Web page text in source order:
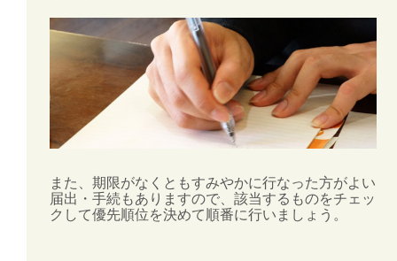
また、期限がなくともすみやかに行なった方がよい
届出・手続もありますので、該当するものをチェッ
クして優先順位を決めて順番に行いましょう。